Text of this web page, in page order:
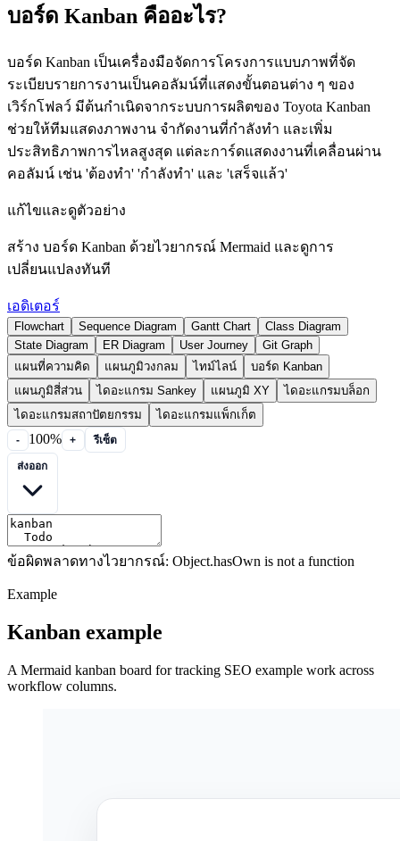
บอร์ด Kanban คืออะไร?
บอร์ด Kanban เป็นเครื่องมือจัดการโครงการแบบภาพที่จัด
ระเบียบรายการงานเป็นคอลัมน์ที่แสดงขั้นตอนต่าง ๆ ของ
เวิร์กโฟลว์ มีต้นกำเนิดจากระบบการผลิตของ Toyota Kanban
ช่วยให้ทีมแสดงภาพงาน จำกัดงานที่กำลังทำ และเพิ่ม
ประสิทธิภาพการไหลสูงสุด แต่ละการ์ดแสดงงานที่เคลื่อนผ่าน
คอลัมน์ เช่น 'ต้องทำ' 'กำลังทำ' และ 'เสร็จแล้ว'
แก้ไขและดูตัวอย่าง
สร้าง บอร์ด Kanban ด้วยไวยากรณ์ Mermaid และดูการ
เปลี่ยนแปลงทันที
เอดิเตอร์
Flowchart Sequence Diagram Gantt Chart
Class Diagram
State Diagram
ER Diagram User Journey
Git Graph
แผนที่ความคิด
แผนภูมิวงกลม ไทม์ไลน์
บอร์ด Kanban
แผนภูมิสี่ส่วน
ไดอะแกรม Sankey แผนภูมิ XY
ไดอะแกรมบล็อก
ไดอะแกรมสถาปัตยกรรม
ไดอะแกรมแพ็กเก็ต
- 100% + รีเซ็ต
ข้อผิดพลาดทางไวยากรณ์: Object.hasOwn is not a function
Example
Kanban example
A Mermaid kanban board for tracking SEO example work across
workflow columns.